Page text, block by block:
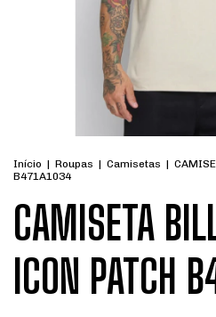
Início | Roupas | Camisetas |
B471A1034
CAMISETA
ICON PATCH